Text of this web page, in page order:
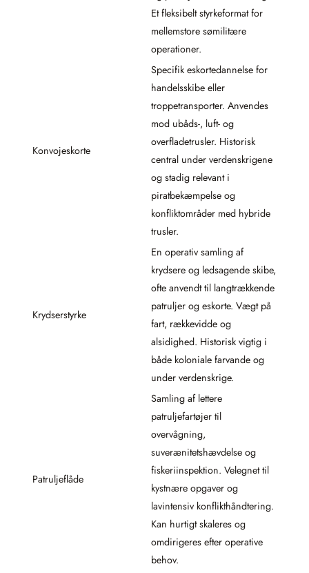
Et fleksibelt styrkeformat for
mellemstore sømilitære
operationer.
Konvojeskorte
Specifik eskortedannelse for
handelsskibe eller
troppetransporter. Anvendes
mod ubåds-, luft- og
overfladetrusler. Historisk
central under verdenskrigene
og stadig relevant i
piratbekæmpelse og
konfliktområder med hybride
trusler.
Krydserstyrke
En operativ samling af
krydsere og ledsagende skibe,
ofte anvendt til langtrækkende
patruljer og eskorte. Vægt på
fart, rækkevidde og
alsidighed. Historisk vigtig i
både koloniale farvande og
under verdenskrige.
Patruljeflåde
Samling af lettere
patruljefartøjer til
overvågning,
suverænitetshævdelse og
fiskeriinspektion. Velegnet til
kystnære opgaver og
lavintensiv konflikthåndtering.
Kan hurtigt skaleres og
omdirigeres efter operative
behov.